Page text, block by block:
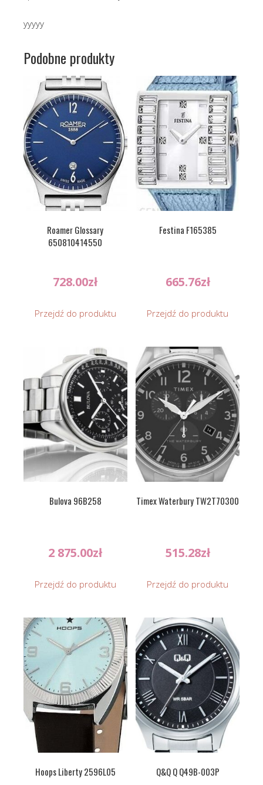
yyyyy
Podobne produkty
Roamer Glossary
650810414550
728.00zł
Przejdź do produktu
Festina F165385
665.76zł
Przejdź do produktu
Bulova 96B258
2 875.00zł
Przejdź do produktu
Timex Waterbury TW2T70300
515.28zł
Przejdź do produktu
Hoops Liberty 2596L05 Q&Q Q Q49B-003P